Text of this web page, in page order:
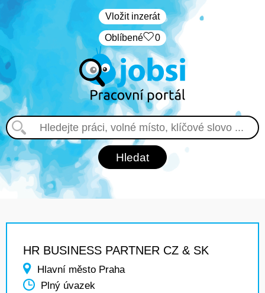
Vložit inzerát
Oblíbené 0
HR BUSINESS PARTNER CZ & SK
Hlavní město Praha
Plný úvazek